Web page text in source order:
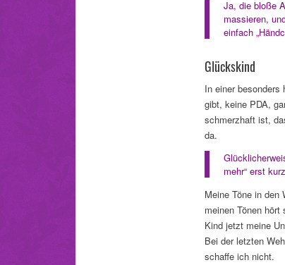
Ja, die bloße
massieren,
einfach
Glückskind
In einer besonders
gibt, keine PDA,
schmerzhaft ist,
da.
mehr“ erst
Meine Töne in den
meinen Tönen
Kind jetzt meine
Bei der letzten
schaffe ich nicht.